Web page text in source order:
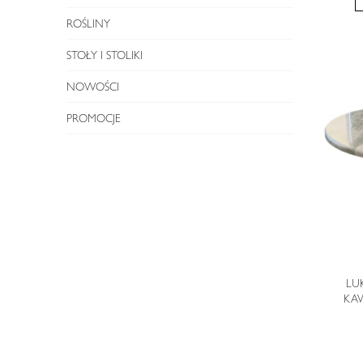
ROŚLINY
STOŁY I STOLIKI
NOWOŚCI
PROMOCJE